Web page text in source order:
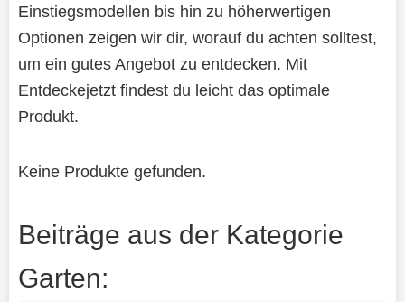
Einstiegsmodellen bis hin zu höherwertigen
Optionen zeigen wir dir, worauf du achten solltest,
um ein gutes Angebot zu entdecken. Mit
Entdeckejetzt findest du leicht das optimale
Produkt.
Keine Produkte gefunden.
Beiträge aus der Kategorie
Garten: